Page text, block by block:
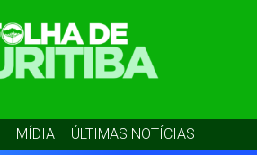
MÍDIA ÚLTIMAS NOTÍCIAS